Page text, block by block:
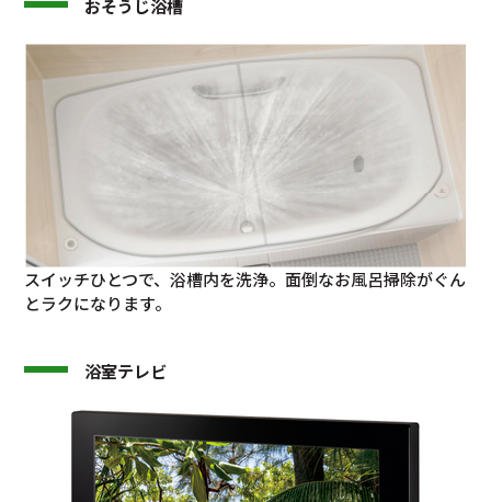
おそうじ浴槽
スイッチひとつで、浴槽内を洗浄。面倒なお風呂掃除がぐん
とラクになります。
浴室テレビ